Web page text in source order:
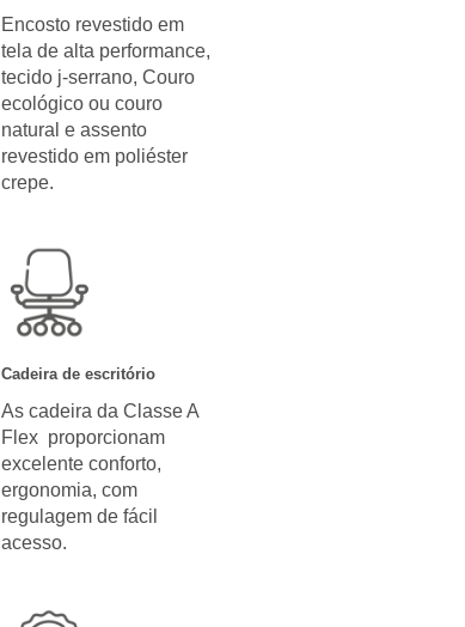
Encosto revestido em
tela de alta performance,
tecido j-serrano, Couro
ecológico ou couro
natural e assento
revestido em poliéster
crepe.
Cadeira de escritório
As cadeira da Classe A
Flex proporcionam
excelente conforto,
ergonomia, com
regulagem de fácil
acesso.